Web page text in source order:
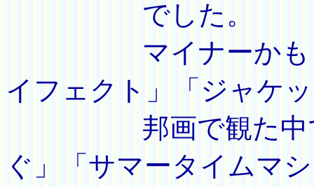
でした。
マイナーかもしれ
イフェクト」「ジャケ
邦画で観た中では
ぐ」「サマータイムマ